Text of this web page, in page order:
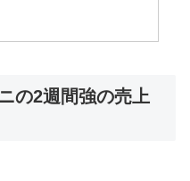
の2週間強の売上